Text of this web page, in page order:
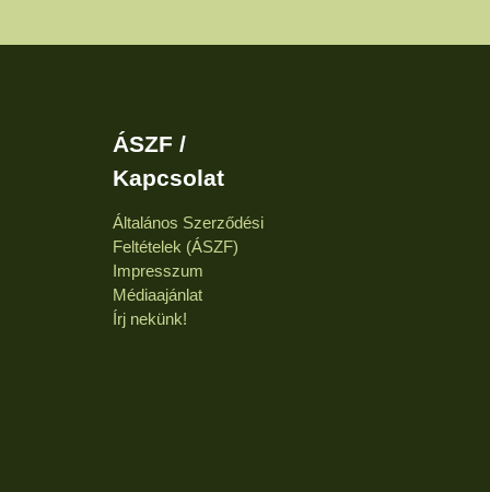
ÁSZF /
Kapcsolat
Általános Szerződési
Feltételek (ÁSZF)
Impresszum
Médiaajánlat
Írj nekünk!